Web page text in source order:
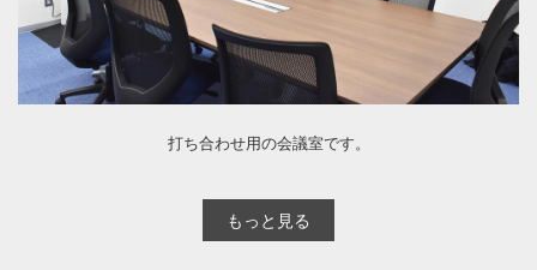
打ち合わせ用の会議室です。
もっと見る